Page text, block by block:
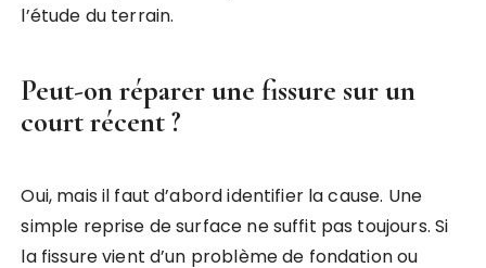
l’étude du terrain.
Peut-on réparer une fissure sur un
court récent ?
Oui, mais il faut d’abord identifier la cause. Une
simple reprise de surface ne suffit pas toujours. Si
la fissure vient d’un problème de fondation ou